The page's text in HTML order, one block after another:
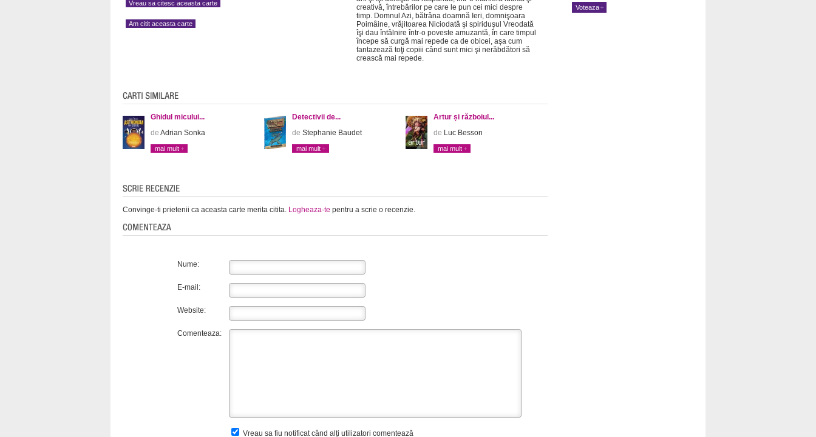
Vreau sa citesc aceasta carte
Am citit aceasta carte
creativă, întrebărilor pe care le pun cei mici despre
timp. Domnul Azi, bătrâna doamnă Ieri, domnişoara
Poimâine, vrăjitoarea Niciodată şi spiriduşul Vreodată
îşi dau întâlnire într-o poveste amuzantă, în care timpul
începe să curgă mai repede ca de obicei, aşa cum
fantazează toţi copiii când sunt mici şi nerăbdători să
crească mai repede.
Ghidul micului...
de Adrian Sonka
mai mult
Detectivii de...
de Stephanie Baudet
mai mult
Artur și războiul...
de Luc Besson
mai mult
Convinge-ti prietenii ca aceasta carte merita citita. Logheaza-te pentru a scrie o recenzie.
Nume:
E-mail:
Website:
Comenteaza:
Vreau sa fiu notificat când alți utilizatori comentează